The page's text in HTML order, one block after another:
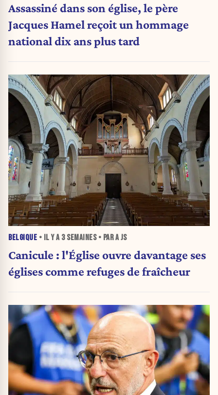
Assassiné dans son église, le père
Jacques Hamel reçoit un hommage
national dix ans plus tard
BELGIQUE • IL Y A 3 SEMAINES• PAR A JS
Canicule : l'Église ouvre davantage ses
églises comme refuges de fraîcheur